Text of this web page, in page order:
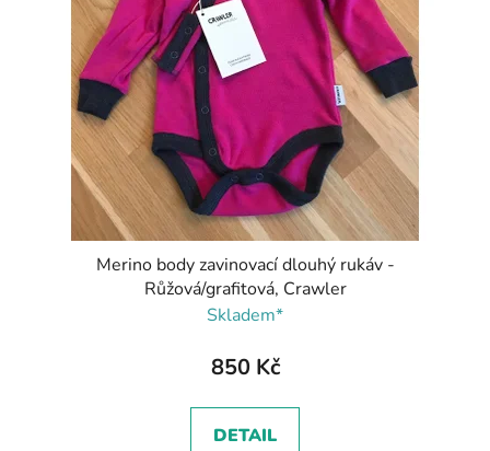
Merino body zavinovací dlouhý rukáv -
Růžová/grafitová, Crawler
Skladem*
850 Kč
DETAIL